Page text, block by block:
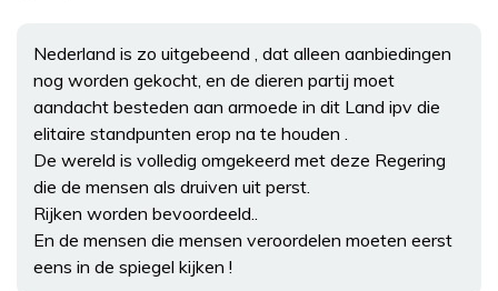
Nederland is zo uitgebeend , dat alleen aanbiedingen
nog worden gekocht, en de dieren partij moet
aandacht besteden aan armoede in dit Land ipv die
elitaire standpunten erop na te houden .
De wereld is volledig omgekeerd met deze Regering
die de mensen als druiven uit perst.
Rijken worden bevoordeeld..
En de mensen die mensen veroordelen moeten eerst
eens in de spiegel kijken !